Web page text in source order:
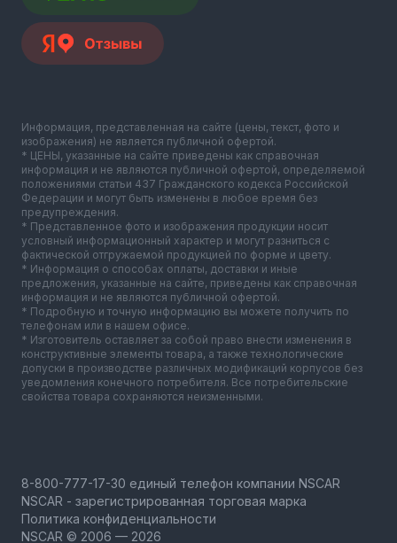
Информация, представленная на сайте (цены, текст, фото и
изображения) не является публичной офертой.
* ЦЕНЫ, указанные на сайте приведены как справочная
информация и не являются публичной офертой, определяемой
положениями статьи 437 Гражданского кодекса Российской
Федерации и могут быть изменены в любое время без
предупреждения.
* Представленное фото и изображения продукции носит
условный информационный характер и могут разниться с
фактической отгружаемой продукцией по форме и цвету.
* Информация о способах оплаты, доставки и иные
предложения, указанные на сайте, приведены как справочная
информация и не являются публичной офертой.
* Подробную и точную информацию вы можете получить по
телефонам или в нашем офисе.
* Изготовитель оставляет за собой право внести изменения в
конструктивные элементы товара, а также технологические
допуски в производстве различных модификаций корпусов без
уведомления конечного потребителя. Все потребительские
свойства товара сохраняются неизменными.
NSCAR - зарегистрированная торговая марка
Политика конфиденциальности
NSCAR © 2006 — 2026